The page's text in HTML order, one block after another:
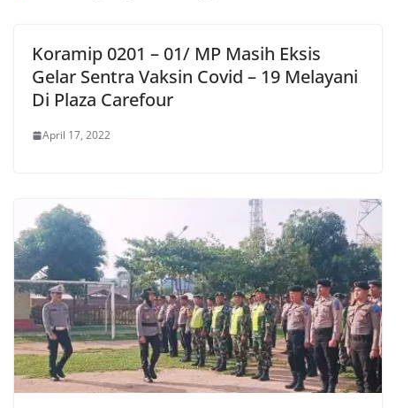
Koramip 0201 – 01/ MP Masih Eksis
Gelar Sentra Vaksin Covid – 19 Melayani
Di Plaza Carefour
April 17, 2022